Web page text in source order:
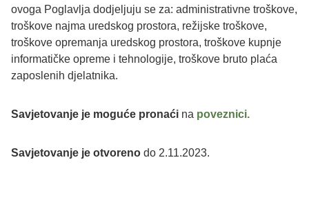
ovoga Poglavlja dodjeljuju se za: administrativne troškove,
troškove najma uredskog prostora, režijske troškove,
troškove opremanja uredskog prostora, troškove kupnje
informatičke opreme i tehnologije, troškove bruto plaća
zaposlenih djelatnika.
Savjetovanje je moguće pronaći na poveznici.
Savjetovanje je otvoreno do 2.11.2023.